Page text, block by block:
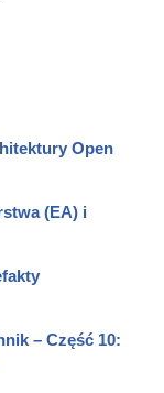
Open
(EA) i
– Część 10: